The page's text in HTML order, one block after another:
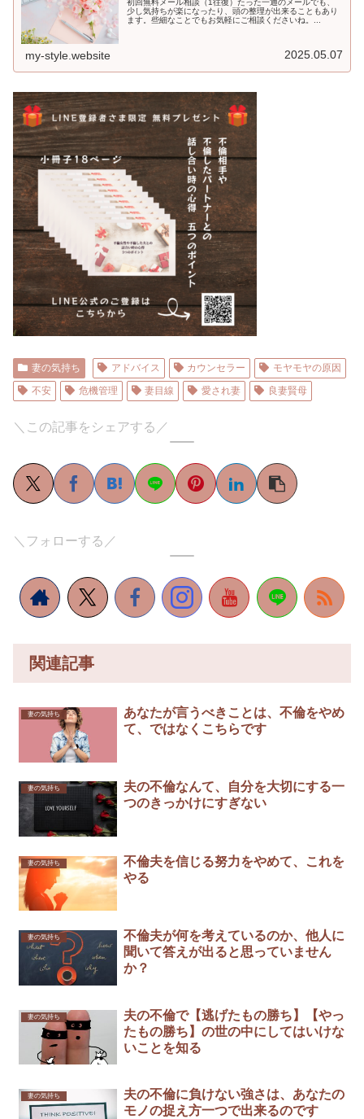
初回無料メール相談（1往復）たった一通のメールでも、
少し気持ちが楽になったり、頭の整理が出来ることもあり
ます。些細なことでもお気軽にご相談くださいね。...
my-style.website 2025.05.07
妻の気持ち アドバイス カウンセラー
モヤモヤの原因
不安
危機管理 妻目線 愛され妻 良妻賢母
＼この記事をシェアする／
＼フォローする／
関連記事
妻の気持ち
あなたが言うべきことは、不倫をやめ
て、ではなくこちらです
妻の気持ち
夫の不倫なんて、自分を大切にする一
つのきっかけにすぎない
妻の気持ち
不倫夫を信じる努力をやめて、これを
やる
妻の気持ち
不倫夫が何を考えているのか、他人に
聞いて答えが出ると思っていません
か？
妻の気持ち
夫の不倫で【逃げたもの勝ち】【やっ
たもの勝ち】の世の中にしてはいけな
いことを知る
妻の気持ち
夫の不倫に負けない強さは、あなたの
モノの捉え方一つで出来るのです